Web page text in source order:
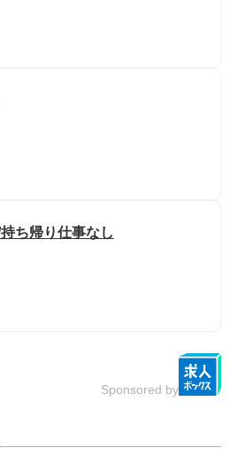
ち帰り仕事なし
Sponsored by